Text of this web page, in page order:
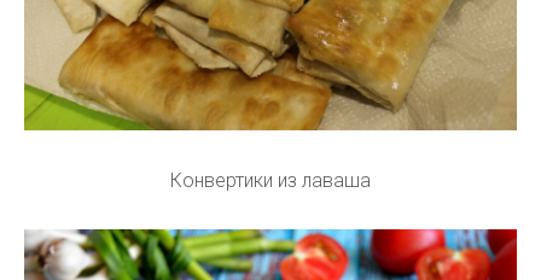
Конвертики из лаваша